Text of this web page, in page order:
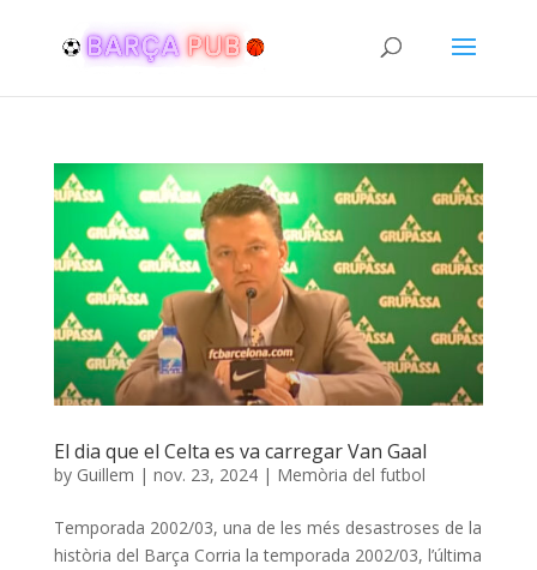
El dia que el Celta es va carregar Van Gaal
by Guillem | nov. 23, 2024| Memòria del futbol
Temporada 2002/03, una de les més desastroses de la
història del Barça Corria la temporada 2002/03, l’última